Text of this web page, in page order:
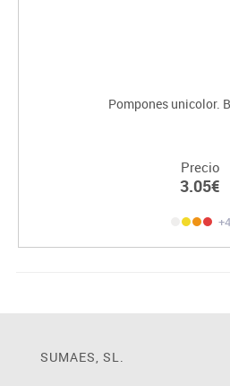
Pompones unicolor.
Precio
3.05€
+4
SUMAES, SL.